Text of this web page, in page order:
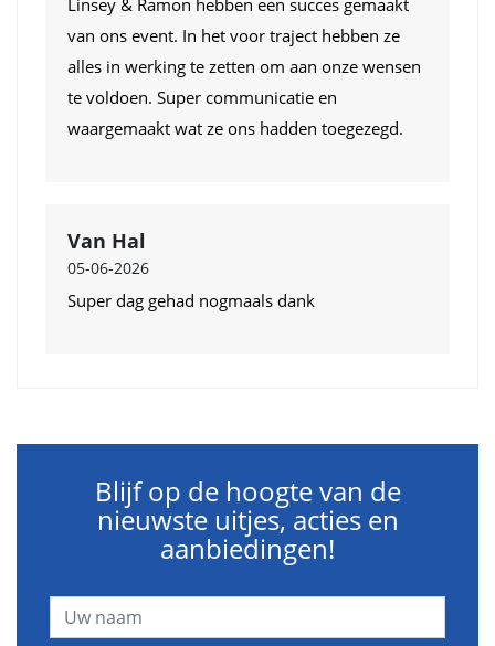
van ons event. In het voor traject hebben ze
alles in werking te zetten om aan onze wensen
te voldoen. Super communicatie en
waargemaakt wat ze ons hadden toegezegd.
Van Hal
05-06-2026
Super dag gehad nogmaals dank
Blijf op de hoogte van de
nieuwste uitjes, acties en
aanbiedingen!